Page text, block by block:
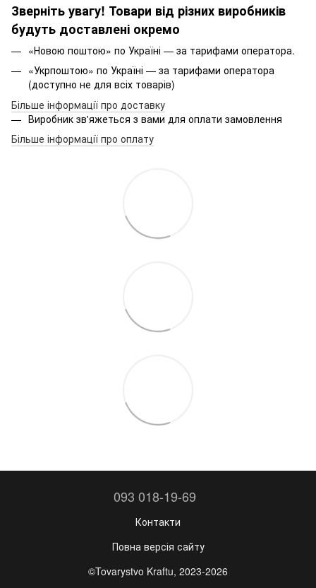
Зверніть увагу! Товари від різних виробників
будуть доставлені окремо
«Новою поштою» по Україні — за тарифами оператора.
«Укрпоштою» по Україні — за тарифами оператора
(доступно не для всіх товарів)
Більше інформації про доставку
Виробник зв'яжеться з вами для оплати замовлення
Більше інформації про оплату
093 018-19-69
Контакти
Повна версія сайту
©Tovarystvo Kraftu, 2023-2026